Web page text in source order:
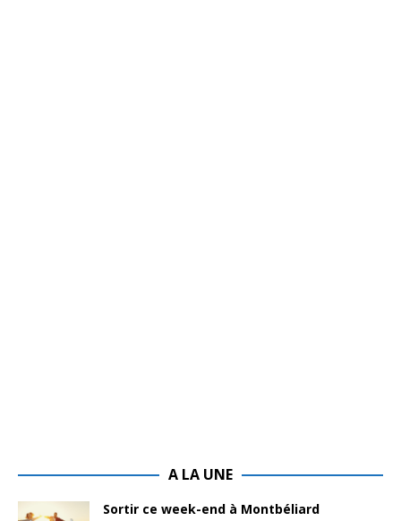
A LA UNE
Sortir ce week-end à Montbéliard